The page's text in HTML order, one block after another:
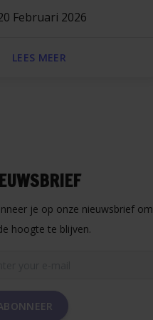
Februari 2026
LEES MEER
je op onze nieuwsbrief om
hoogte te blijven.